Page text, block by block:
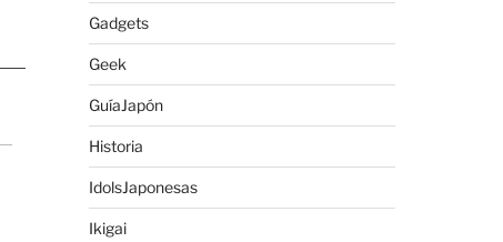
Gadgets
Geek
GuíaJapón
Historia
IdolsJaponesas
Ikigai